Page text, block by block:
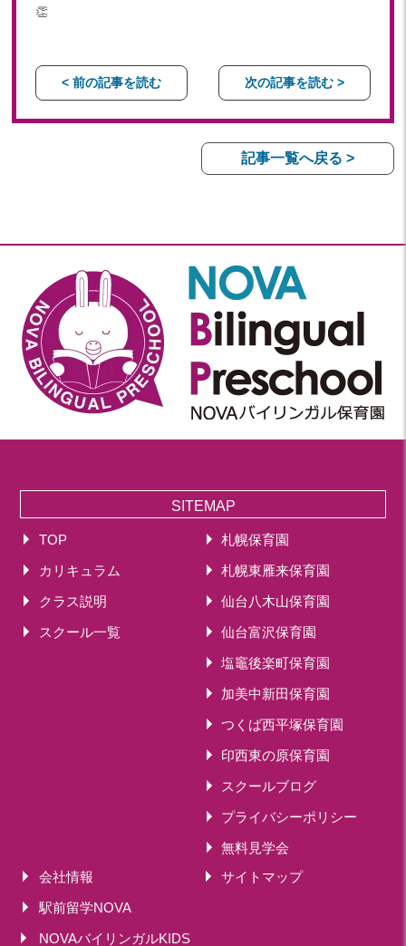
👏
< 前の記事を読む 次の記事を読む >
記事一覧へ戻る >
SITEMAP
TOP
カリキュラム
クラス説明
スクール一覧
札幌保育園
札幌東雁来保育園
仙台八木山保育園
仙台富沢保育園
塩竈後楽町保育園
加美中新田保育園
つくば西平塚保育園
印西東の原保育園
スクールブログ
プライバシーポリシー
無料見学会
会社情報
サイトマップ
駅前留学NOVA
NOVAバイリンガルKIDS